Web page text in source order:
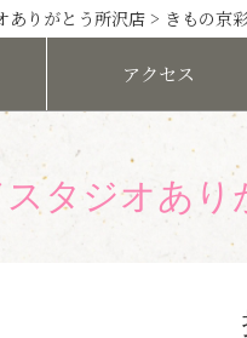
ありがとう所沢店 > きもの京
アクセス
タジオあ